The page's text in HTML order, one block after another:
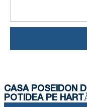
CASA POSEIDON
POTIDEA PE